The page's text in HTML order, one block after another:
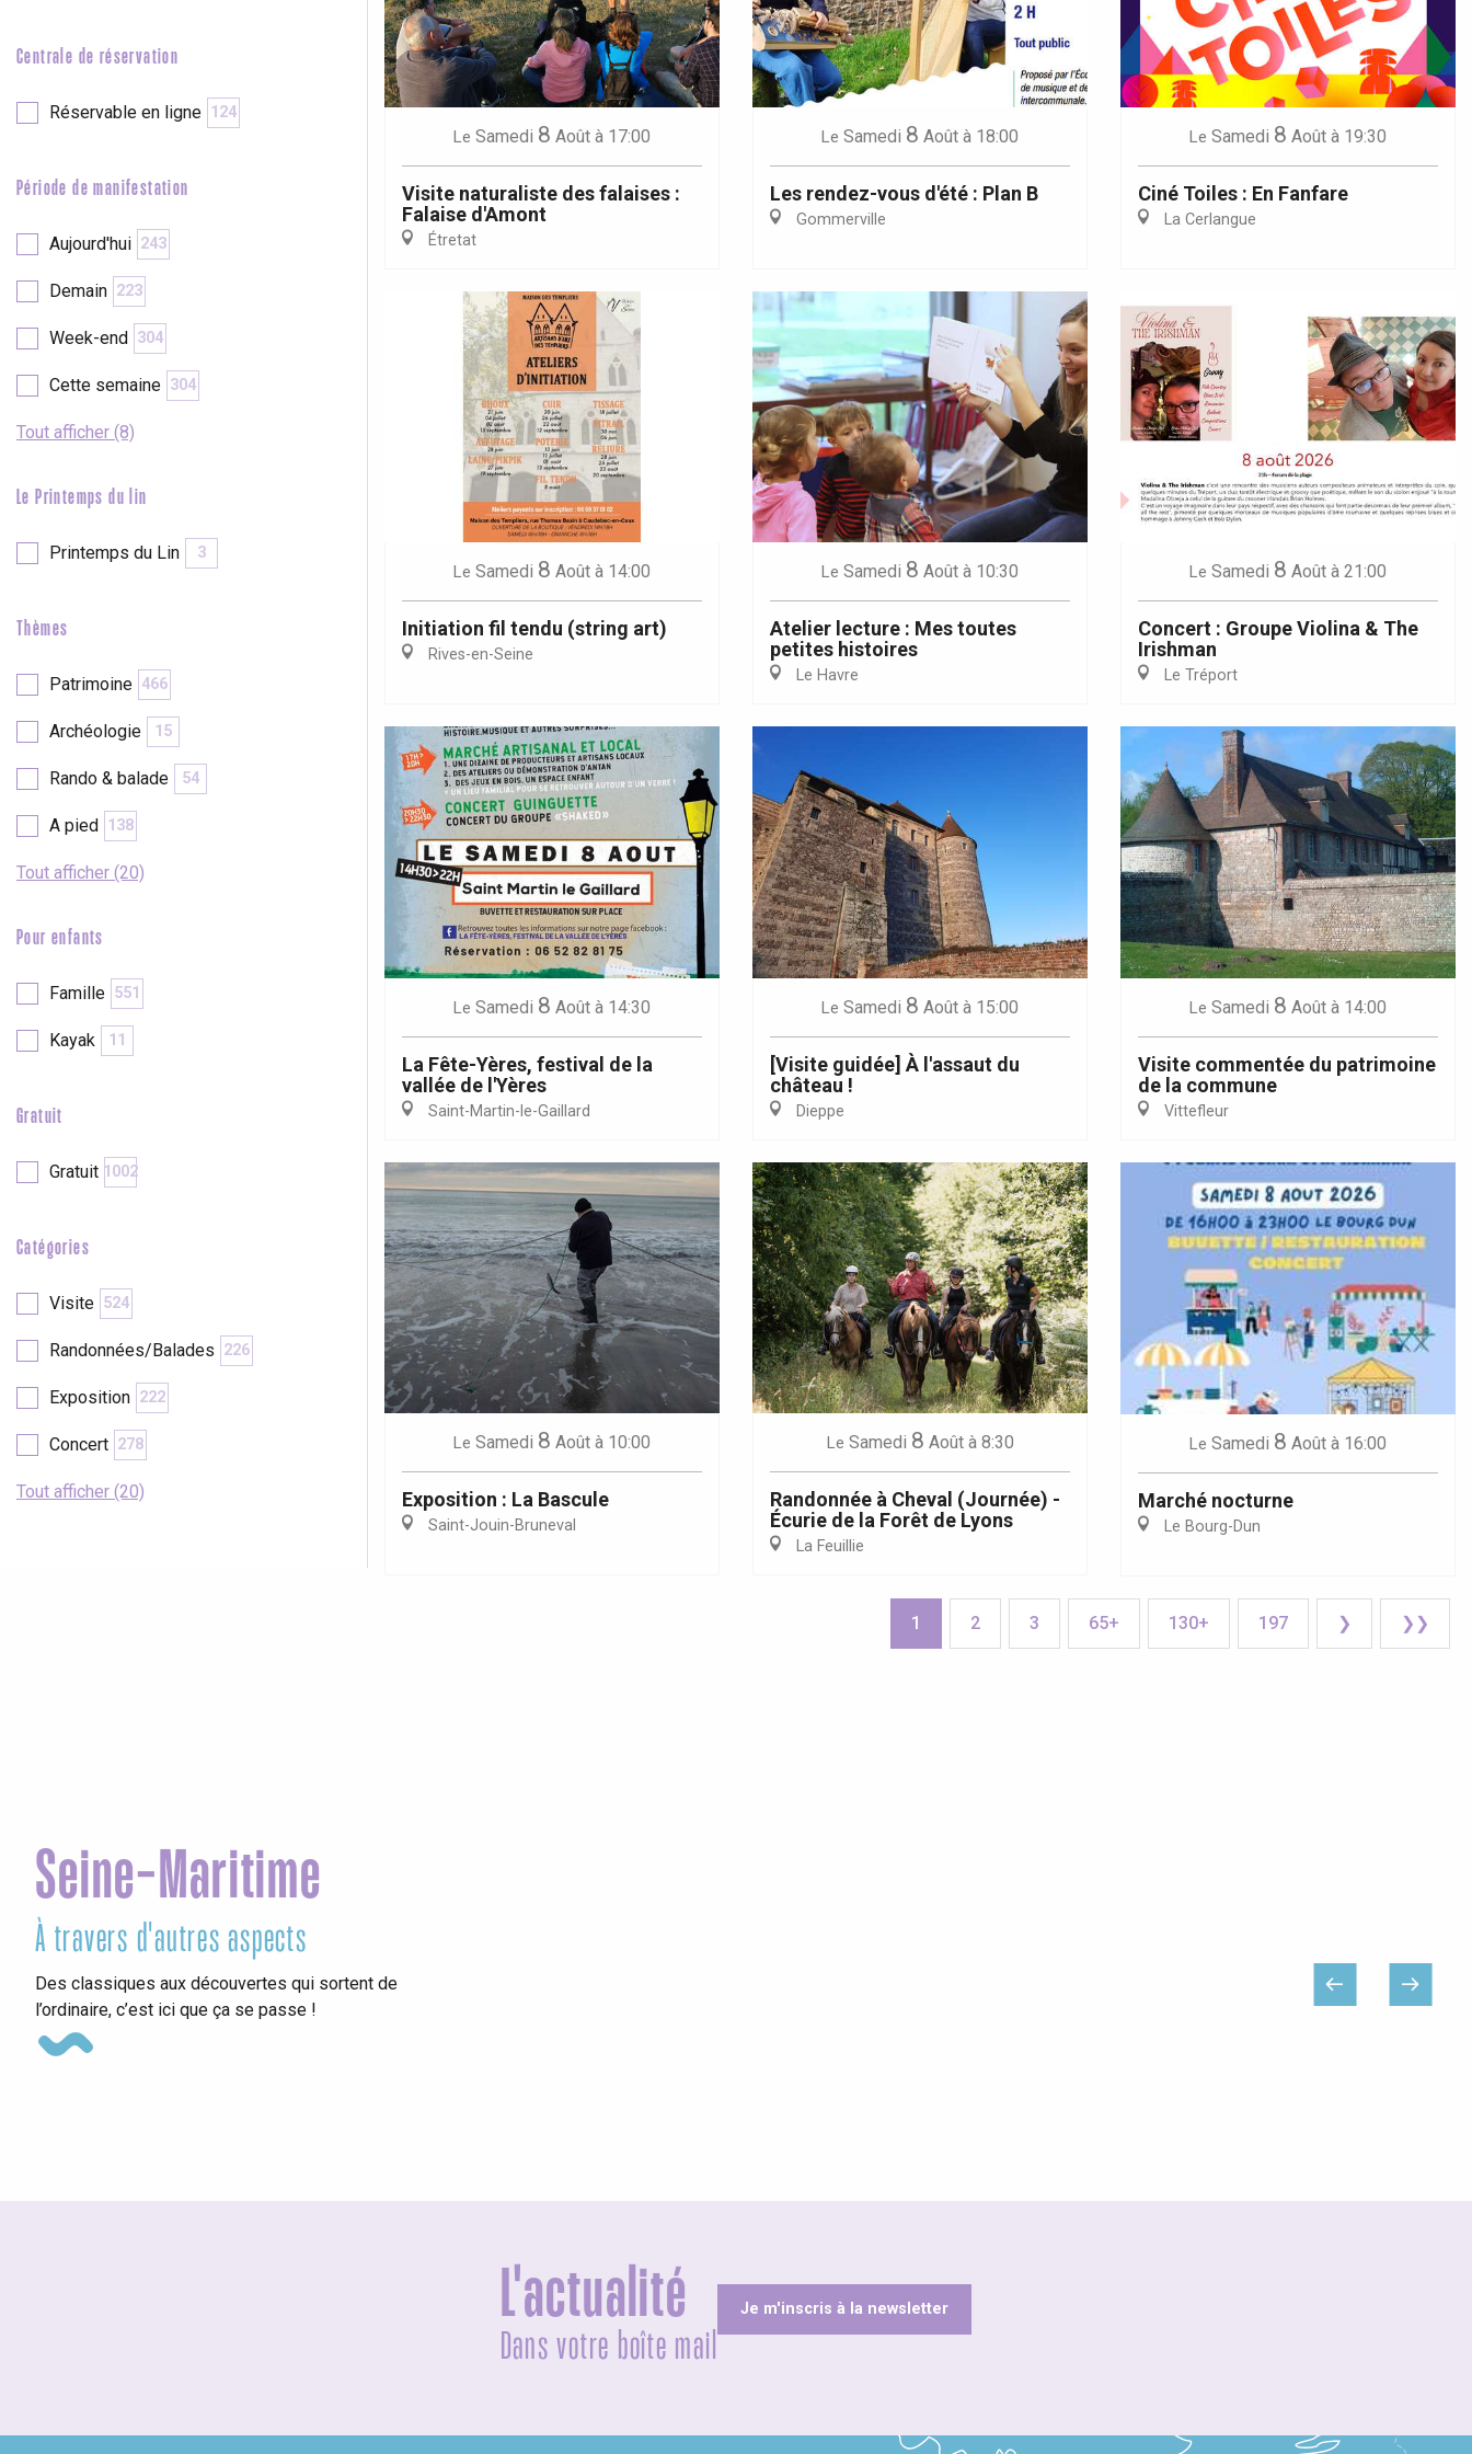
Seine
Duclair
Forges-les-Eaux
Neufchâtel-en-Bray
Centrale de réservation
Réservable en ligne 124
Période de manifestation
Aujourd'hui 243
Demain 223
Week-end 304
Cette semaine 304
Tout afficher (8)
Le Printemps du lin
Printemps du Lin 3
Thèmes
Patrimoine 466
Archéologie 15
Rando & balade 54
A pied 138
Tout afficher (20)
Pour enfants
Famille 551
Kayak 11
Gratuit
Gratuit 1002
Catégories
Visite 524
Randonnées/Balades 226
Exposition 222
Concert 278
Tout afficher (20)
Le Samedi 8 Août à 17:00
Visite naturaliste des falaises :
Falaise d'Amont
Étretat
Le Samedi 8 Août à 18:00
Les rendez-vous d'été : Plan B
Gommerville
Le Samedi 8 Août à 19:30
Ciné Toiles : En Fanfare
La Cerlangue
Le Samedi 8 Août à 14:00
Initiation fil tendu (string art)
Rives-en-Seine
Le Samedi 8 Août à 10:30
Atelier lecture : Mes toutes
petites histoires
Le Havre
Le Samedi 8 Août à 21:00
Concert : Groupe Violina & The
Irishman
Le Tréport
Le Samedi 8 Août à 14:30
La Fête-Yères, festival de la
vallée de l'Yères
Saint-Martin-le-Gaillard
Le Samedi 8 Août à 15:00
[Visite guidée] À l'assaut du
château !
Dieppe
Le Samedi 8 Août à 14:00
Visite commentée du patrimoine
de la commune
Vittefleur
Le Samedi 8 Août à 10:00
Exposition : La Bascule
Saint-Jouin-Bruneval
Le Samedi 8 Août à 8:30
Randonnée à Cheval (Journée) -
Écurie de la Forêt de Lyons
La Feuillie
Le Samedi 8 Août à 16:00
Marché nocturne
Le Bourg-Dun
1 2 3 65+ 130+ 197 ❯ ❯❯
Seine-Maritime
À travers d'autres aspects
Des classiques aux découvertes qui sortent de
l’ordinaire, c’est ici que ça se passe !
L'actualité
Dans votre boîte mail
Je m'inscris à la newsletter